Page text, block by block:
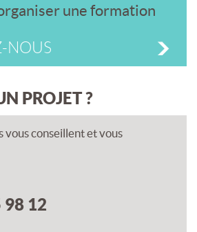
une formation
NOUS
PROJET ?
vous conseillent et vous
98 12